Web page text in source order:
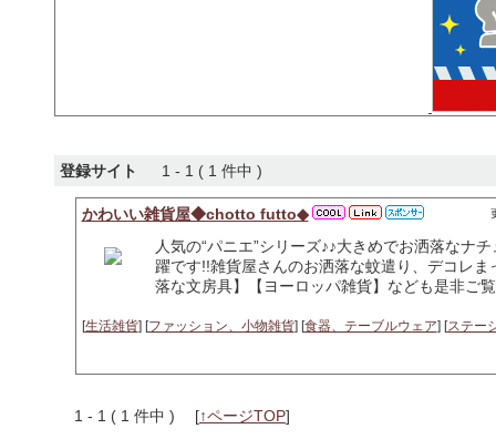
登録サイト 1 - 1 ( 1 件中 )
かわいい雑貨屋◆chotto futto◆
人気の“パニエ”シリーズ♪♪大きめでお洒落なナ
躍です!!雑貨屋さんのお洒落な蚊遣り、デコレ
落な文房具】【ヨーロッパ雑貨】なども是非ご
[生活雑貨] [ファッション、小物雑貨] [食器、テーブルウェア] [ステー
1 - 1 ( 1 件中 ) [↑ページTOP]